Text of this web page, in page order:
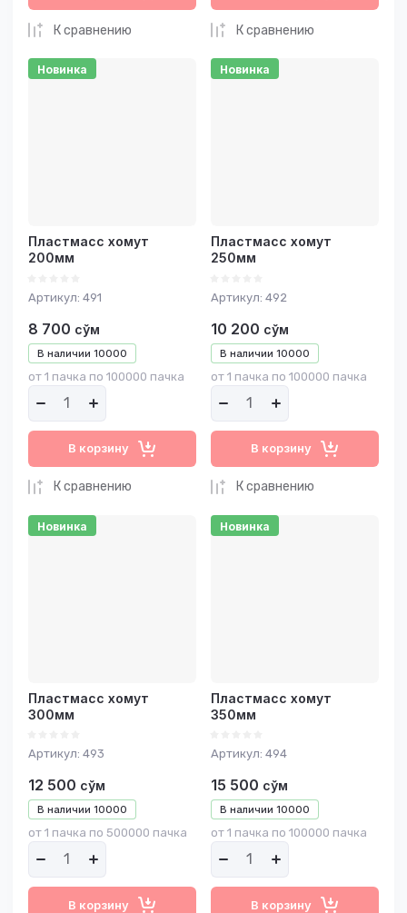
К сравнению К сравнению
Новинка
Пластмасс хомут
200мм
Артикул: 491
В наличии 10000
8 700 сўм
от 1 пачка по 100000 пачка
В корзину
К сравнению
Новинка
Пластмасс хомут
250мм
Артикул: 492
В наличии 10000
10 200 сўм
от 1 пачка по 100000 пачка
В корзину
К сравнению
Новинка
Пластмасс хомут
300мм
Артикул: 493
В наличии 10000
12 500 сўм
от 1 пачка по 500000 пачка
В корзину
Новинка
Пластмасс хомут
350мм
Артикул: 494
В наличии 10000
15 500 сўм
от 1 пачка по 100000 пачка
В корзину